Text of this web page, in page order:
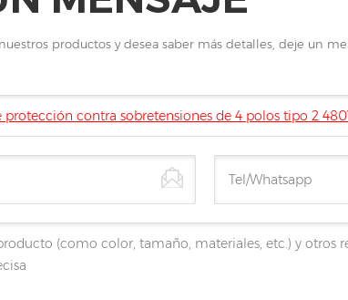
productos y desea saber más detalles, deje un
protección contra sobretensiones de 4 polos tipo 2